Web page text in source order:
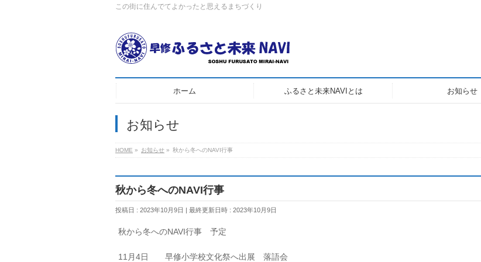
この街に住んでてよかったと思えるまちづくり
ホーム ふるさと未来NAVIとは お知らせ
お知らせ
HOME » お知らせ » 秋から冬へのNAVI行事
秋から冬へのNAVI行事
投稿日 : 2023年10月9日 最終更新日時 : 2023年10月9日
秋から冬へのNAVI行事 予定
11月4日 早修小学校文化祭へ出展 落語会